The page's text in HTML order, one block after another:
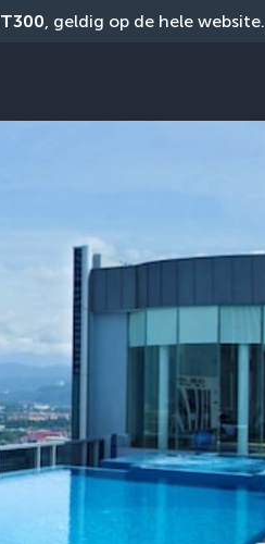
, geldig op de hele website.